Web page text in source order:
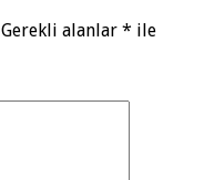
Gerekli alanlar * ile